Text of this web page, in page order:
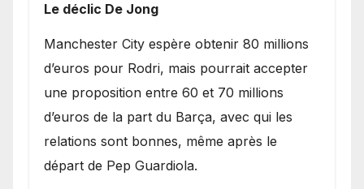
Le déclic De Jong
​Manchester City espère obtenir 80 millions
d’euros pour Rodri, mais pourrait accepter
une proposition entre 60 et 70 millions
d’euros de la part du Barça, avec qui les
relations sont bonnes, même après le
départ de Pep Guardiola.